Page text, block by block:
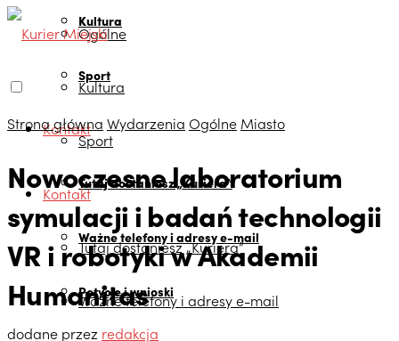
Kultura
Sport
Kontakt
Tutaj dostaniesz „Kuriera”
Ważne telefony i adresy e-mail
Petycje i wnioski
Ogólne
Kultura
Sport
Kontakt
Tutaj dostaniesz „Kuriera”
Ważne telefony i adresy e-mail
Strona główna Wydarzenia Ogólne Miasto
Nowoczesne laboratorium
symulacji i badań technologii
VR i robotyki w Akademii
Humanitas
dodane przez redakcja